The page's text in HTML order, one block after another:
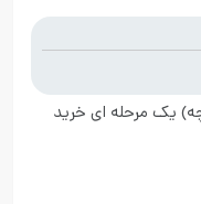
یک مرحله ای خرید